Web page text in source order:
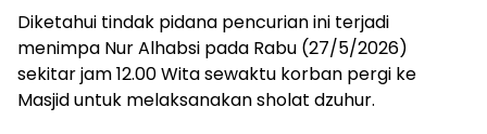
Diketahui tindak pidana pencurian ini terjadi
menimpa Nur Alhabsi pada Rabu (27/5/2026)
sekitar jam 12.00 Wita sewaktu korban pergi ke
Masjid untuk melaksanakan sholat dzuhur.